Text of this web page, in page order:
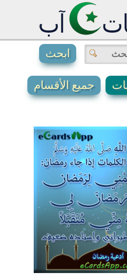
جميع الأقسام
4
4771
6